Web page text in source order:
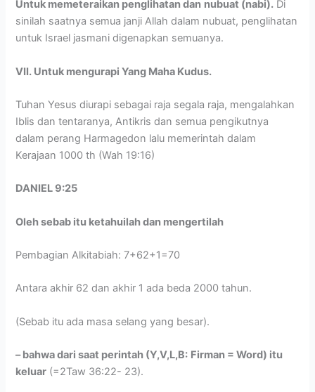
Untuk memeteraikan penglihatan dan nubuat (nabi). Di
sinilah saatnya semua janji Allah dalam nubuat, penglihatan
untuk Israel jasmani digenapkan semuanya.
VII. Untuk mengurapi Yang Maha Kudus.
Tuhan Yesus diurapi sebagai raja segala raja, mengalahkan
Iblis dan tentaranya, Antikris dan semua pengikutnya
dalam perang Harmagedon lalu memerintah dalam
Kerajaan 1000 th (Wah 19:16)
DANIEL 9:25
Oleh sebab itu ketahuilah dan mengertilah
Pembagian Alkitabiah: 7+62+1=70
Antara akhir 62 dan akhir 1 ada beda 2000 tahun.
(Sebab itu ada masa selang yang besar).
– bahwa dari saat perintah (Y,V,L,B: Firman = Word) itu
keluar (=2Taw 36:22- 23).